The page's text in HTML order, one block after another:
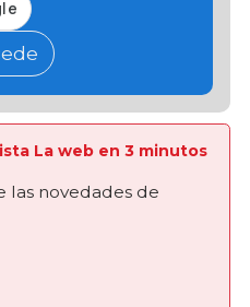
La web en 3 minutos
las novedades de